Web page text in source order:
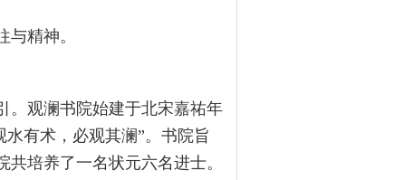
精神。
。观澜书院始建于北宋嘉祐年
有术，必观其澜”。书院旨
培养了一名状元六名进士。